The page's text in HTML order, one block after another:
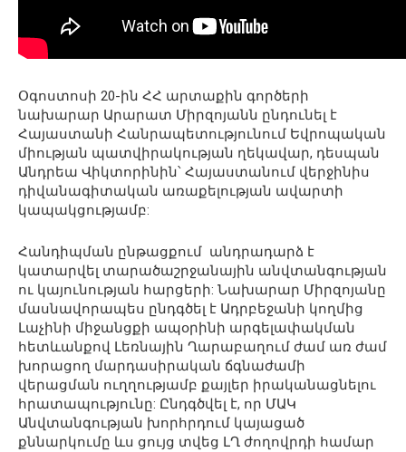
Օգոստոսի 20-ին ՀՀ արտաքին գործերի
նախարար Արարատ Միրզոյանն ընդունել է
Հայաստանի Հանրապետությունում Եվրոպական
միության պատվիրակության ղեկավար, դեսպան
Անդրեա Վիկտորինին՝ Հայաստանում վերջինիս
դիվանագիտական առաքելության ավարտի
կապակցությամբ:
Հանդիպման ընթացքում անդրադարձ է
կատարվել տարածաշրջանային անվտանգության
ու կայունության հարցերի: Նախարար Միրզոյանը
մասնավորապես ընդգծել է Ադրբեջանի կողմից
Լաչինի միջանցքի ապօրինի արգելափակման
հետևանքով Լեռնային Ղարաբաղում ժամ առ ժամ
խորացող մարդասիրական ճգնաժամի
վերացման ուղղությամբ քայլեր իրականացնելու
հրատապությունը: Ընդգծվել է, որ ՄԱԿ
Անվտանգության խորհրդում կայացած
քննարկումը ևս ցույց տվեց ԼՂ ժողովրդի համար